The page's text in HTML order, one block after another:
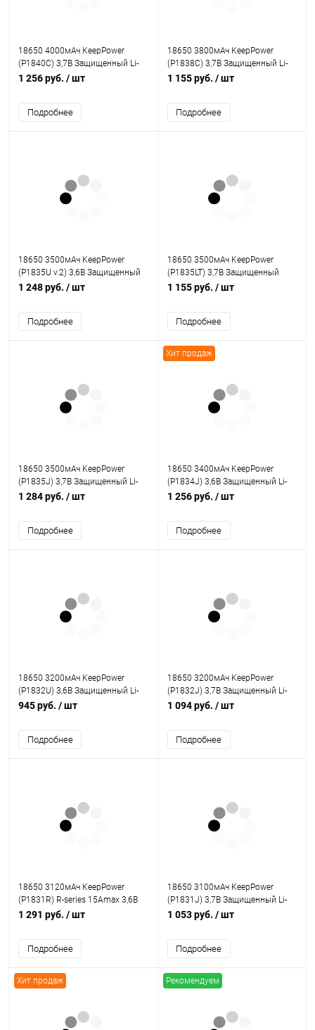
18650 4000мАч KeepPower
(P1840C) 3,7В Защищенный Li-
Ion аккумулятор
1 256 руб. / шт
Подробнее
18650 3800мАч KeepPower
(P1838C) 3,7В Защищенный Li-
Ion аккумулятор
1 155 руб. / шт
Подробнее
18650 3500мАч KeepPower
(P1835U v.2) 3,6В Защищенный
Li-Ion аккумулятор с
1 248 руб. / шт
Подробнее
18650 3500мАч KeepPower
(P1835LT) 3,7В Защищенный
низкотемпературный Li-Ion акб
1 155 руб. / шт
Подробнее
18650 3500мАч KeepPower
(P1835J) 3,7В Защищенный Li-
Ion аккумулятор
1 284 руб. / шт
Подробнее
Хит продаж
18650 3400мАч KeepPower
(P1834J) 3,6В Защищенный Li-
Ion аккумулятор
1 256 руб. / шт
Подробнее
18650 3200мАч KeepPower
(P1832U) 3,6В Защищенный Li-
Ion аккумулятор с встроенным
945 руб. / шт
Подробнее
18650 3200мАч KeepPower
(P1832J) 3,7В Защищенный Li-
Ion аккумулятор
1 094 руб. / шт
Подробнее
18650 3120мАч KeepPower
(P1831R) R-series 15Amax 3,6В
Высокомощный Защищенный
1 291 руб. / шт
Подробнее
18650 3100мАч KeepPower
(P1831J) 3,7В Защищенный Li-
Ion аккумулятор
1 053 руб. / шт
Подробнее
Хит продаж Рекомендуем